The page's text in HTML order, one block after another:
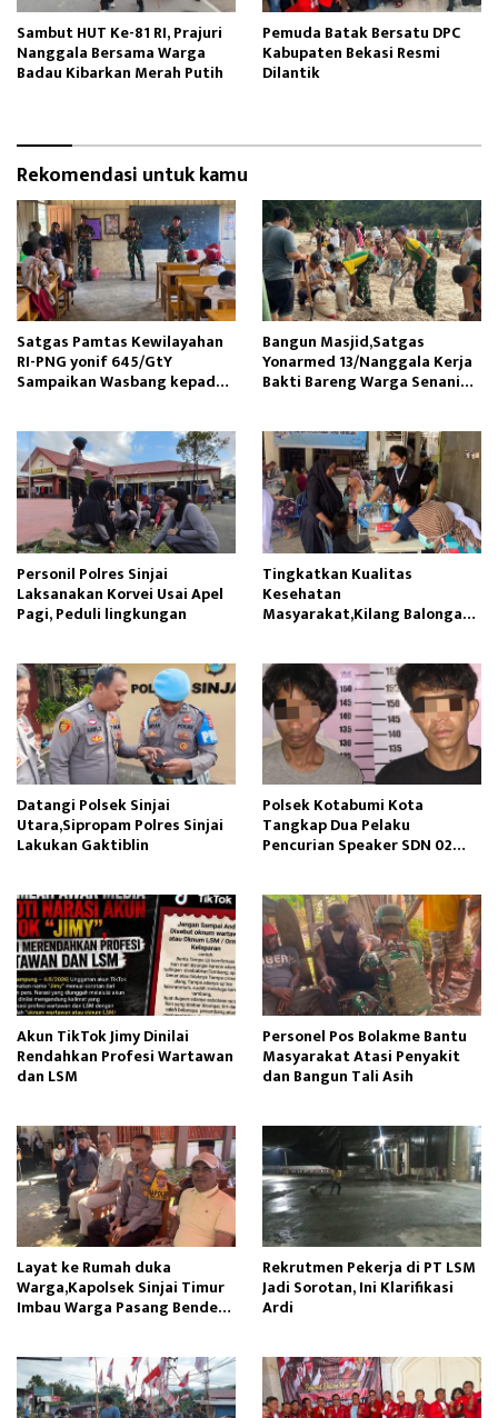
Sambut HUT Ke-81 RI, Prajuri
Nanggala Bersama Warga
Badau Kibarkan Merah Putih
Pemuda Batak Bersatu DPC
Kabupaten Bekasi Resmi
Dilantik
Rekomendasi untuk kamu
Satgas Pamtas Kewilayahan
RI-PNG yonif 645/GtY
Sampaikan Wasbang kepada
Bangun Masjid,Satgas
Yonarmed 13/Nanggala Kerja
Bakti Bareng Warga Senaning
Personil Polres Sinjai
Laksanakan Korvei Usai Apel
Pagi, Peduli lingkungan
Tingkatkan Kualitas
Kesehatan
Masyarakat,Kilang Balongan
Datangi Polsek Sinjai
Utara,Sipropam Polres Sinjai
Lakukan Gaktiblin
Polsek Kotabumi Kota
Tangkap Dua Pelaku
Pencurian Speaker SDN 02
Akun TikTok Jimy Dinilai
Rendahkan Profesi Wartawan
dan LSM
Personel Pos Bolakme Bantu
Masyarakat Atasi Penyakit
dan Bangun Tali Asih
Layat ke Rumah duka
Warga,Kapolsek Sinjai Timur
Imbau Warga Pasang Bendera
Rekrutmen Pekerja di PT LSM
Jadi Sorotan, Ini Klarifikasi
Ardi